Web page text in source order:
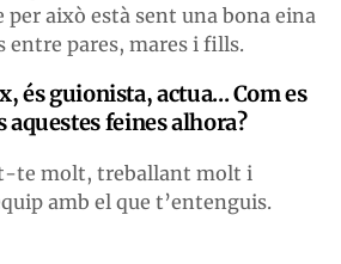
per això està sent una bona eina
entre pares, mares i fills.
és guionista, actua... Com es
feines alhora?
te molt, treballant molt i
amb el que t’entenguis.